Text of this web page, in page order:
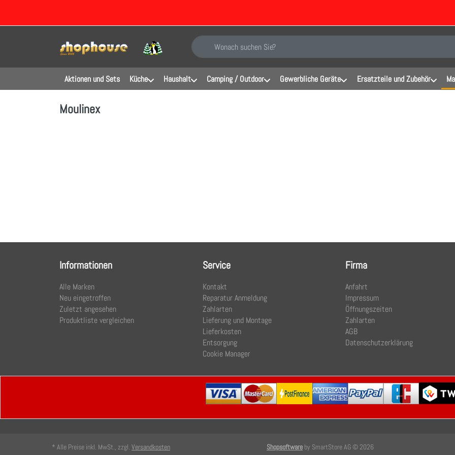
Geben Sie einen Suchbegriff ein. Während Sie tippen, erscheinen automatisch erste
Aktionen und Sets Küche Haushalt Camping / Outdoor Gewerbliche Geräte Ersatzteile und Zubehör
Moulinex
Informationen
Alle Marken
Neu eingetroffen
Zuletzt angesehen
Produktliste vergleichen
Service
Kontakt
Reparatur Anmeldung
Zahlarten
Lieferung und Montage
Lieferkosten
Entsorgung
Cookie Manager
Firma
Anfahrt
Impressum
Öffnungszeiten
Zahlarten
AGB
Datenschutzerklärung
* Alle Preise inkl. MwSt., zzgl. Versandkosten Shopsoftware by SmartStore AG © 2026